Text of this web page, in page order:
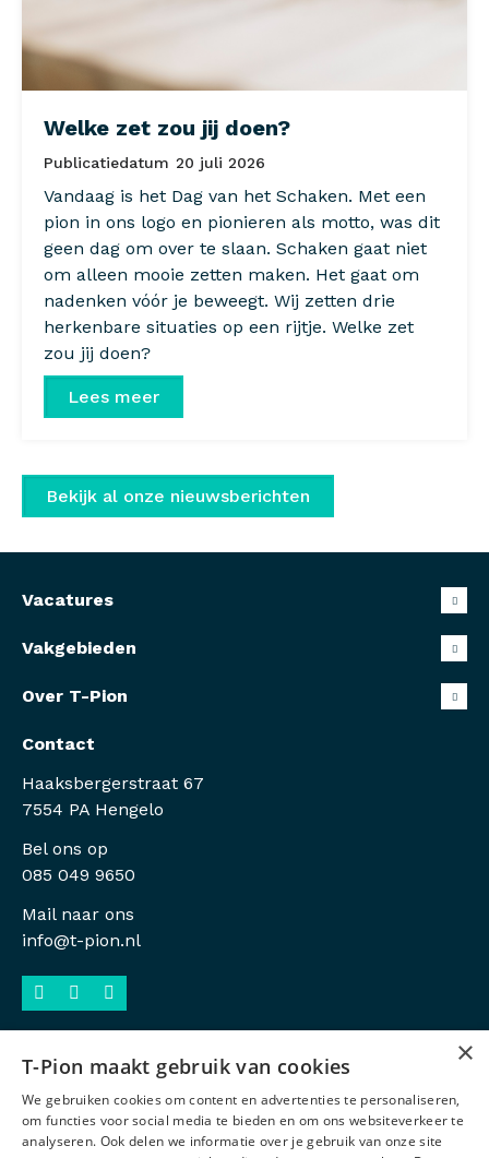
Welke zet zou jij doen?
Publicatiedatum 20 juli 2026
Vandaag is het Dag van het Schaken. Met een
pion in ons logo en pionieren als motto, was dit
geen dag om over te slaan. Schaken gaat niet
om alleen mooie zetten maken. Het gaat om
nadenken vóór je beweegt. Wij zetten drie
herkenbare situaties op een rijtje. Welke zet
zou jij doen?
Lees meer
Bekijk al onze nieuwsberichten
Vacatures
Vakgebieden
Over T-Pion
Contact
Haaksbergerstraat 67
7554 PA Hengelo
Bel ons op
085 049 9650
Mail naar ons
info@t-pion.nl
Sitemap
Privacy
×
T-Pion maakt gebruik van cookies
We gebruiken cookies om content en advertenties te personaliseren,
om functies voor social media te bieden en om ons websiteverkeer te
analyseren. Ook delen we informatie over je gebruik van onze site